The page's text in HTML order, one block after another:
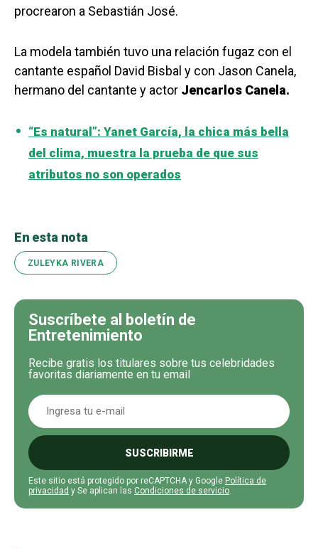
procrearon a Sebastián José.
La modela también tuvo una relación fugaz con el
cantante español David Bisbal y con Jason Canela,
hermano del cantante y actor Jencarlos Canela.
“Es natural”: Yanet García, la chica más bella
del clima, muestra la prueba de que sus
atributos no son operados
En esta nota
ZULEYKA RIVERA
Suscríbete al boletín de
Entretenimiento
Recibe gratis los titulares sobre tus celebridades
favoritas diariamente en tu email
SUSCRIBIRME
Este sitio está protegido por reCAPTCHA y Google Política de
privacidad y Se aplican las Condiciones de servicio.